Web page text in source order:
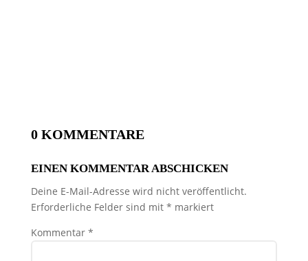
0 KOMMENTARE
EINEN KOMMENTAR ABSCHICKEN
Deine E-Mail-Adresse wird nicht veröffentlicht.
Erforderliche Felder sind mit * markiert
Kommentar *